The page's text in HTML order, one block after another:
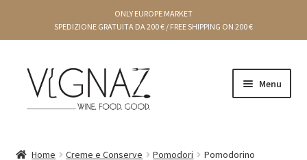
ONLY EUROPE MARKET
SPEDIZIONE GRATUITA DA 200 € / FREE SHIPPING ON 200 €
Menu
CARRELLO
Home Creme e Conserve Pomodori
Pomodorino